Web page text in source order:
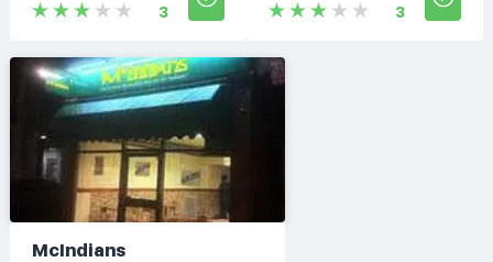
3
3
McIndians